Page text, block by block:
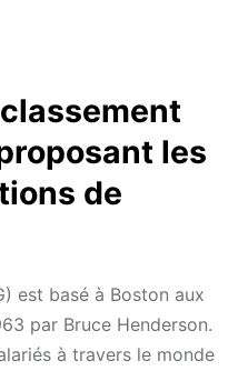
les
de
est basé à Boston aux
par Bruce Henderson.
à travers le monde